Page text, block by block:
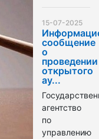
15-07-2025
сообщение
о
проведении
открытого
ау...
агентство
по
управлению